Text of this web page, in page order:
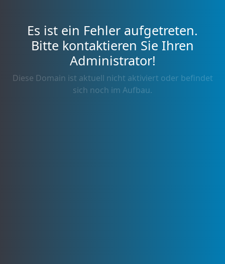
Es ist ein Fehler aufgetreten.
Bitte kontaktieren Sie Ihren
Administrator!
Diese Domain ist aktuell nicht aktiviert oder befindet
sich noch im Aufbau.